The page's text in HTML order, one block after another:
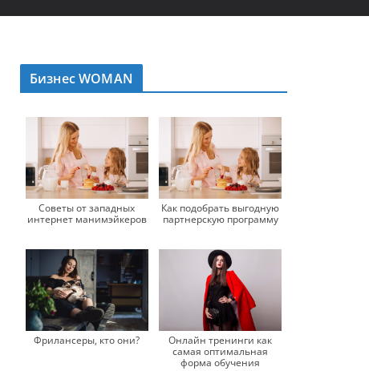
Бизнес WOMAN
Советы от западных
интернет манимэйкеров
Как подобрать выгодную
партнерскую программу
Фрилансеры, кто они?
Онлайн тренинги как
самая оптимальная
форма обучения